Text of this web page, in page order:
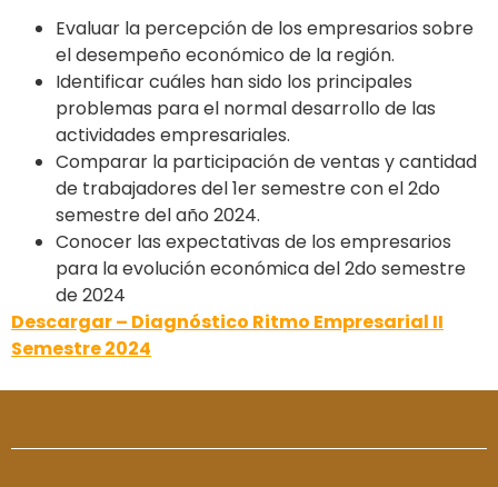
Evaluar la percepción de los empresarios sobre
el desempeño económico de la región.
Identificar cuáles han sido los principales
problemas para el normal desarrollo de las
actividades empresariales.
Comparar la participación de ventas y cantidad
de trabajadores del 1er semestre con el 2do
semestre del año 2024.
Conocer las expectativas de los empresarios
para la evolución económica del 2do semestre
de 2024
Descargar – Diagnóstico Ritmo Empresarial II
Semestre 2024